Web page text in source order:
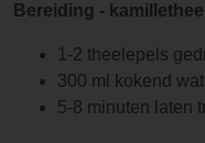
Bereiding -
1-2 theelepels
300 ml kokend
5-8 minuten laten